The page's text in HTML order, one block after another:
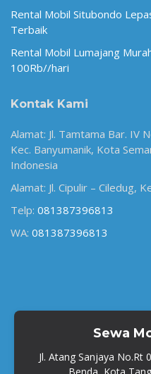
Rental Mobil Situbondo
Terbaik
Rental Mobil Lumajang
100Rb//hari
Kontak Kami
Alamat: Jl. Tamtama Bar. IV
Kec. Banyumanik, Kota
Indonesia
Alamat: Jl. Cipulir – Ciledug,
Telp: 081387396813
WA: 081387396813
Sewa
Jl. Atang Sanjaya No.Rt